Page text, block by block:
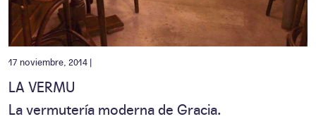
17 noviembre, 2014 |
LA VERMU
La vermutería moderna de Gracia.